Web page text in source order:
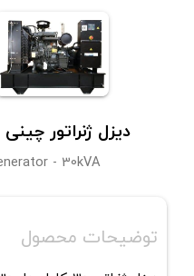
دیزل ژنراتور چینی 30 کاوا مدل GF2-30
- 30kVA
توضیحات محصول